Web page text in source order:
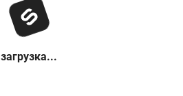
загрузка...